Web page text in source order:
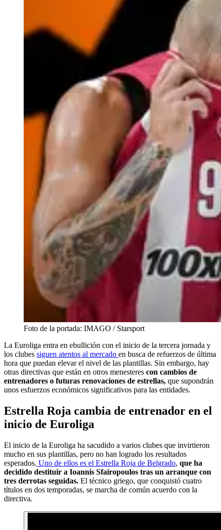
Foto de la portada: IMAGO / Starsport
La Euroliga entra en ebullición con el inicio de la tercera jornada y
los clubes siguen atentos al mercado en busca de refuerzos de última
hora que puedan elevar el nivel de las plantillas. Sin embargo, hay
otras directivas que están en otros menesteres con cambios de
entrenadores o futuras renovaciones de estrellas, que supondrán
unos esfuerzos económicos significativos para las entidades.
Estrella Roja cambia de entrenador en el
inicio de Euroliga
El inicio de la Euroliga ha sacudido a varios clubes que invirtieron
mucho en sus plantillas, pero no han logrado los resultados
esperados. Uno de ellos es el Estrella Roja de Belgrado, que ha
decidido destituir a Ioannis Sfairopoulos tras un arranque con
tres derrotas seguidas. El técnico griego, que conquistó cuatro
títulos en dos temporadas, se marcha de común acuerdo con la
directiva.